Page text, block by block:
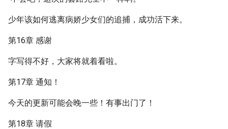
少年该如何逃离病娇少女们的追捕，成功活下来。
第16章 感谢
字写得不好，大家将就着看啦。
第17章 通知！
今天的更新可能会晚一些！有事出门了！
第18章 请假